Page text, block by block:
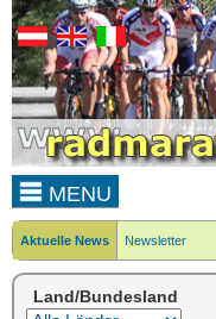
MENU
Aktuelle News Newsletter
Land/Bundesland